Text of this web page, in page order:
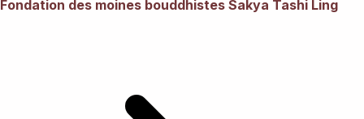
Fondation des moines bouddhistes Sakya Tashi Ling